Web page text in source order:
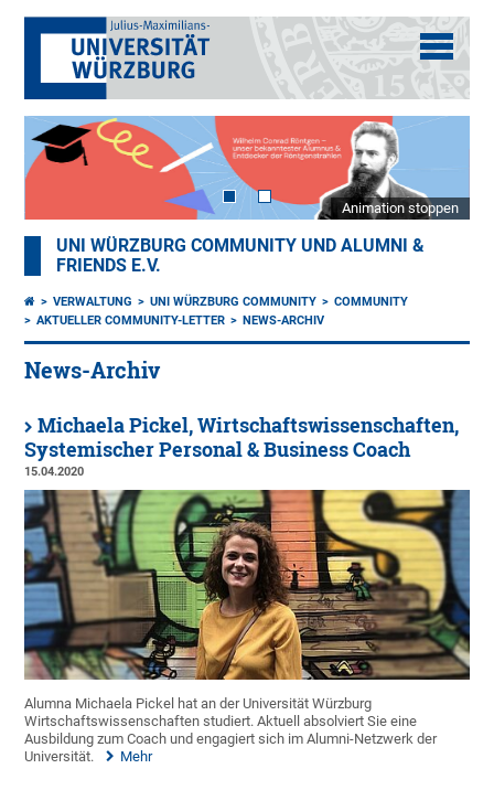
Animation stoppen
UNI WÜRZBURG COMMUNITY UND ALUMNI &
FRIENDS E.V.
VERWALTUNG UNI WÜRZBURG COMMUNITY
COMMUNITY
AKTUELLER COMMUNITY-LETTER
NEWS-ARCHIV
News-Archiv
Michaela Pickel, Wirtschaftswissenschaften,
Systemischer Personal & Business Coach
15.04.2020
Alumna Michaela Pickel hat an der Universität Würzburg
Wirtschaftswissenschaften studiert. Aktuell absolviert Sie eine
Ausbildung zum Coach und engagiert sich im Alumni-Netzwerk der
Universität.
Mehr